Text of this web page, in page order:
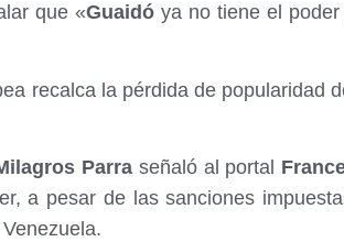
que «Guaidó ya no tiene el
recalca la pérdida de popularidad
Parra señaló al portal
a pesar de las sanciones